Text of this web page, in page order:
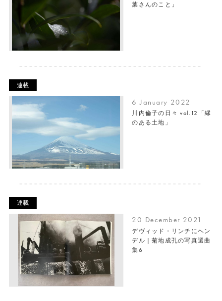
葉さんのこと」
連載
6 January 2022
川内倫子の日々 vol.12「縁
のある土地」
連載
20 December 2021
デヴィッド・リンチにヘン
デル｜菊地成孔の写真選曲
集6